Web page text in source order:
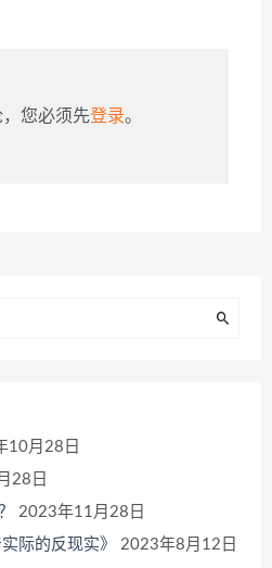
您必须先登录。
10月28日
28日
2023年11月28日
际的反现实》
2023年8月12日